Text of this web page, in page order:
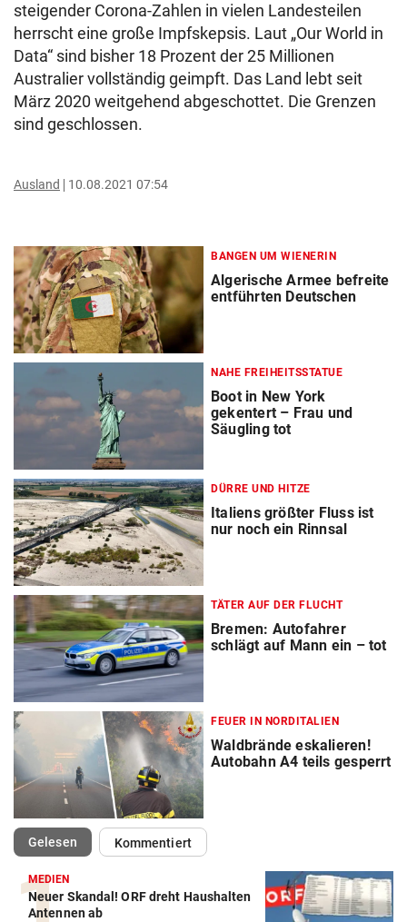
steigender Corona-Zahlen in vielen Landesteilen
herrscht eine große Impfskepsis. Laut „Our World in
Data“ sind bisher 18 Prozent der 25 Millionen
Australier vollständig geimpft. Das Land lebt seit
März 2020 weitgehend abgeschottet. Die Grenzen
sind geschlossen.
Ausland 10.08.2021 07:54
BANGEN UM WIENERIN
Algerische Armee befreite
entführten Deutschen
NAHE FREIHEITSSTATUE
Boot in New York
gekentert – Frau und
Säugling tot
DÜRRE UND HITZE
Italiens größter Fluss ist
nur noch ein Rinnsal
TÄTER AUF DER FLUCHT
Bremen: Autofahrer
schlägt auf Mann ein – tot
FEUER IN NORDITALIEN
Waldbrände eskalieren!
Autobahn A4 teils gesperrt
Gelesen(ausgewählt)Kommentiert
MEDIEN
Neuer Skandal! ORF dreht Haushalten
Antennen ab